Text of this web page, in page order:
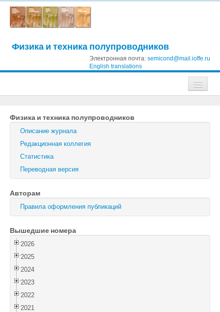
Физика и техника полупроводников
Электронная почта: semicond@mail.ioffe.ru
English translations
Журнал технической физики
Письма в Журнал технической физики
Физика твердого тела
Физика и техника полупроводников
Оптика и спектроскопия
Поиск
Войти
Физика и техника полупроводников
Описание журнала
Редакционная коллегия
Статистика
Переводная версия
Авторам
Правила оформления публикаций
Вышедшие номера
2026
2025
2024
2023
2022
2021